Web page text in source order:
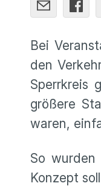
Bei
den
Sperrkreis
größere
waren,
So
Konzept